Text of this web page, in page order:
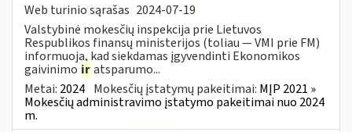
Web turinio sąrašas 2024-07-19
Valstybinė mokesčių inspekcija prie Lietuvos
Respublikos finansų ministerijos (toliau — VMI prie FM)
informuoja, kad siekdamas įgyvendinti Ekonomikos
gaivinimo iratsparumo...
Metai: 2024 Mokesčių įstatymų pakeitimai: MĮP 2021 »
Mokesčių administravimo įstatymo pakeitimai nuo 2024
m.